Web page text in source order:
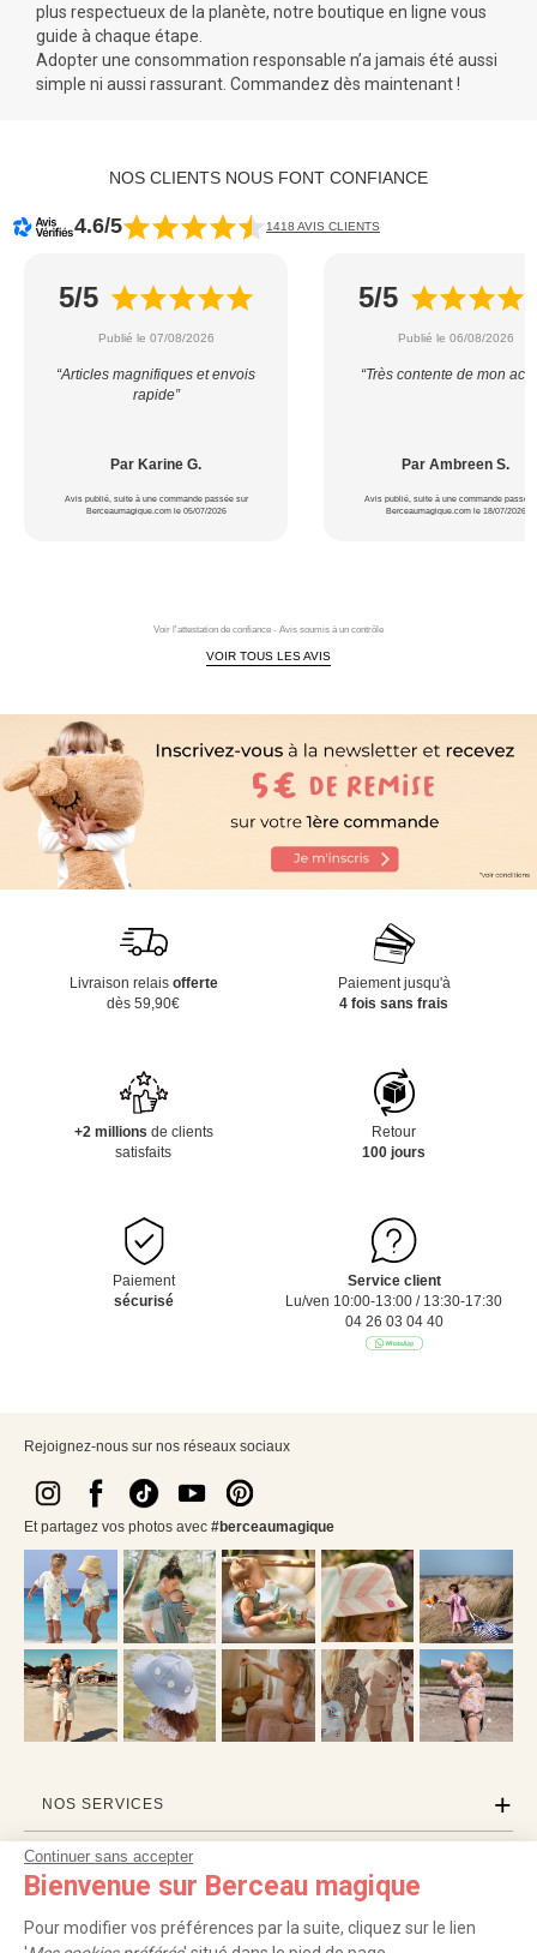
Continuer sans accepter
Bienvenue sur Berceau magique
Pour modifier vos préférences par la suite, cliquez sur le lien
plus respectueux de la planète, notre boutique en ligne vous
guide à chaque étape.
Adopter une consommation responsable n’a jamais été aussi
simple ni aussi rassurant. Commandez dès maintenant !
NOS CLIENTS NOUS FONT CONFIANCE
4.6/5 1418 AVIS CLIENTS
5/5
Publié le 07/08/2026
“Articles magnifiques et envois
rapide”
Par Karine G.
Avis publié, suite à une commande passée sur
Berceaumagique.com le 05/07/2026
5/5
Publié le 06/08/2026
“Très contente de mon
Par Ambreen S.
Avis publié, suite à une commande passée
Berceaumagique.com le 18/07/2026
Voir l'attestation de confiance - Avis soumis à un contrôle
VOIR TOUS LES AVIS
Livraison relais offerte
dès 59,90€
Paiement jusqu'à
4 fois sans frais
+2 millions de clients
satisfaits
Retour
100 jours
Paiement
sécurisé
Service client
Lu/ven 10:00-13:00 / 13:30-17:30
04 26 03 04 40
Rejoignez-nous sur nos réseaux sociaux
Et partagez vos photos avec #berceaumagique
NOS SERVICES
INFORMATIONS